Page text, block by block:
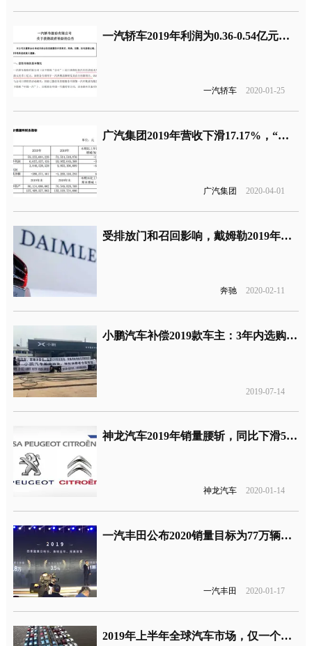
一汽轿车2019年利润为0.36-0.54亿元，靠转让资产和政府补贴为生？
一汽轿车 2020-01-25
广汽集团2019年营收下滑17.17%，“两田”营收创新高
广汽集团 2020-04-01
受排放门和召回影响，戴姆勒2019年利润下跌超五成
奔驰 2020-02-11
小鹏汽车补偿2019款车主：3年内选购小鹏享受1万元购车补贴
2019-07-14
神龙汽车2019年销量腰斩，同比下滑55%至11.36万辆
神龙汽车 2020-01-14
一汽丰田公布2020销量目标为77万辆，但未完成2019年目标
一汽丰田 2020-01-17
2019年上半年全球汽车市场，仅一个地区实现上涨